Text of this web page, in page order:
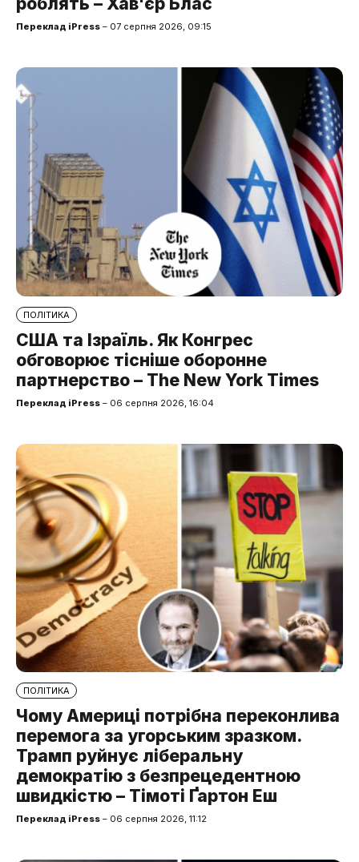
Переклад iPress – 07 серпня 2026, 09:15
ПОЛІТИКА
США та Ізраїль. Як Конгрес
обговорює тісніше оборонне
партнерство – The New York Times
Переклад iPress – 06 серпня 2026, 16:04
ПОЛІТИКА
Чому Америці потрібна переконлива
перемога за угорським зразком.
Трамп руйнує ліберальну
демократію з безпрецедентною
швидкістю – Тімоті Ґартон Еш
Переклад iPress – 06 серпня 2026, 11:12